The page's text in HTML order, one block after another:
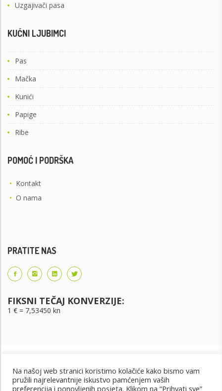
Uzgajivači pasa
KUĆNI LJUBIMCI
Pas
Mačka
Kunići
Papige
Ribe
POMOĆ I PODRŠKA
• Kontakt
• O nama
PRATITE NAS
FIKSNI TEČAJ KONVERZIJE:
1 € = 7,53450 kn
Na našoj web stranici koristimo kolačiće kako bismo vam
pružili najrelevantnije iskustvo pamćenjem vaših
preferencija i ponovljenih posjeta. Klikom na “Prihvati sve”